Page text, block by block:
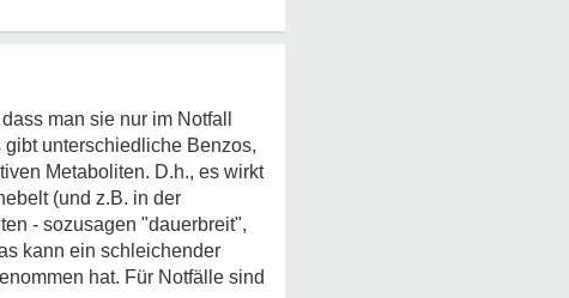
man sie nur im Notfall
unterschiedliche Benzos,
Metaboliten. D.h., es wirkt
(und z.B. in der
- sozusagen "dauerbreit",
kann ein schleichender
hat. Für Notfälle sind